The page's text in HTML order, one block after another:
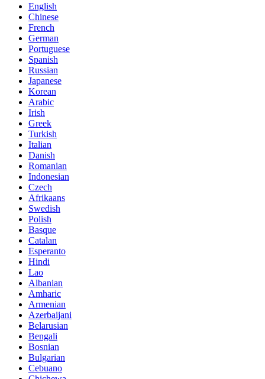
English
Chinese
French
German
Portuguese
Spanish
Russian
Japanese
Korean
Arabic
Irish
Greek
Turkish
Italian
Danish
Romanian
Indonesian
Czech
Afrikaans
Swedish
Polish
Basque
Catalan
Esperanto
Hindi
Lao
Albanian
Amharic
Armenian
Azerbaijani
Belarusian
Bengali
Bosnian
Bulgarian
Cebuano